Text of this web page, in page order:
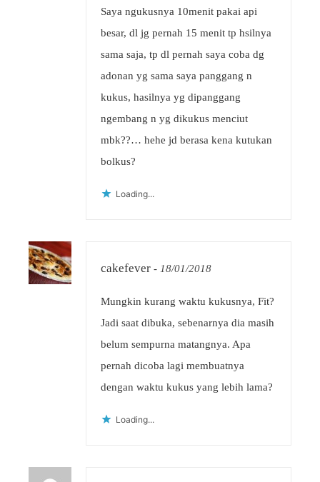
Saya ngukusnya 10menit pakai api
besar, dl jg pernah 15 menit tp hsilnya
sama saja, tp dl pernah saya coba dg
adonan yg sama saya panggang n
kukus, hasilnya yg dipanggang
ngembang n yg dikukus menciut
mbk??… hehe jd berasa kena kutukan
bolkus?
Loading...
cakefever - 18/01/2018
Mungkin kurang waktu kukusnya, Fit?
Jadi saat dibuka, sebenarnya dia masih
belum sempurna matangnya. Apa
pernah dicoba lagi membuatnya
dengan waktu kukus yang lebih lama?
Loading...